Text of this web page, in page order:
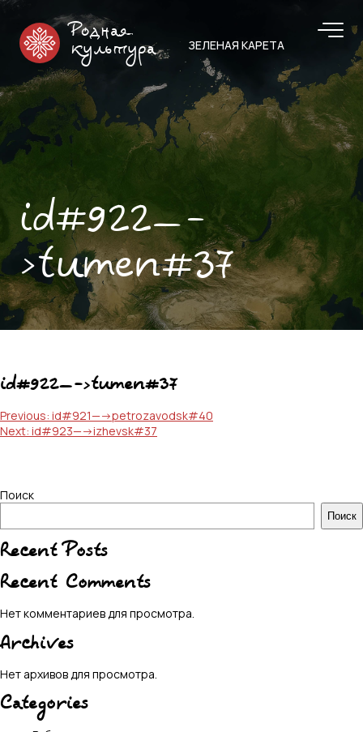
Родная
культура
ЗЕЛЕНАЯ КАРЕТА
id#922—-
>tumen#37
id#922—->tumen#37
Навигация
по
Previous: id#921—->petrozavodsk#40
Next: id#923—->izhevsk#37
Поиск
Поиск
Recent Posts
Recent Comments
Нет комментариев для просмотра.
Archives
Нет архивов для просмотра.
Categories